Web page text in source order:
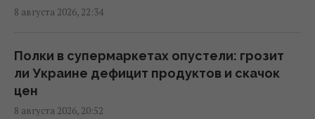
22:39 суббота, 08 августа 2026
ВСУ уничтожили комплекс РЭБ,
предназначенный для подавления Starlink,
- OSINT
22:16 суббота, 08 августа 2026
8 августа 2026, 22:34
Полки в супермаркетах опустели: грозит
ли Украине дефицит продуктов и скачок
цен
8 августа 2026, 20:52